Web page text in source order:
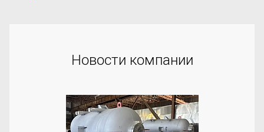
Новости компании